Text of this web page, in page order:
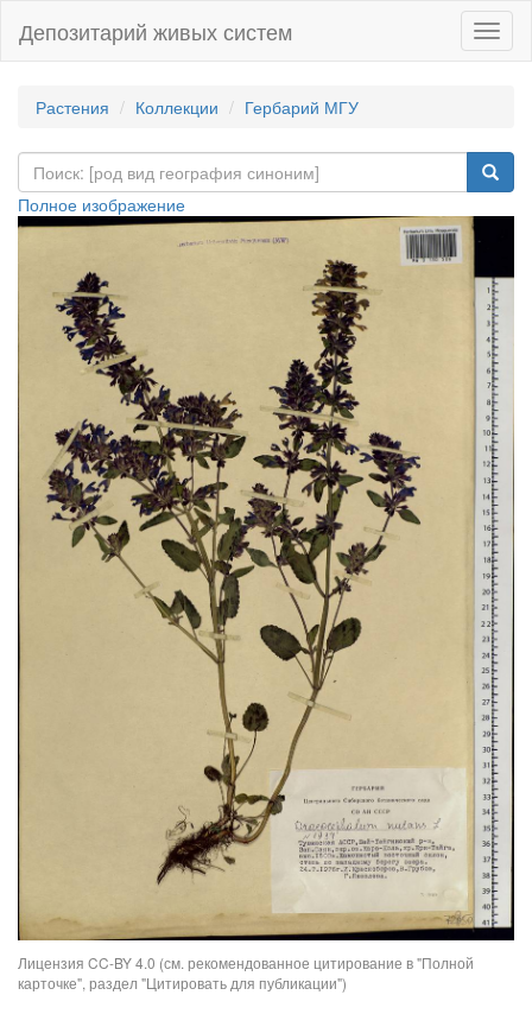
Депозитарий живых систем
Растения Коллекции Гербарий МГУ
Полное изображение
Лицензия CC-BY 4.0 (см. рекомендованное цитирование в "Полной
карточке", раздел "Цитировать для публикации")